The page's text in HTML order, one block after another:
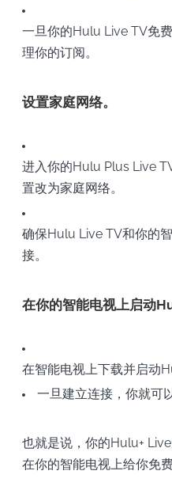
一旦你的Hulu Live TV免
理你的订阅。
设置家庭网络。
进入你的Hulu Plus Live
置改为家庭网络。
确保Hulu Live TV和你的
接。
在你的智能电视上启动
在智能电视上下载并启动
一旦建立连接，你就可
也就是说，你的Hulu+
在你的智能电视上给你免